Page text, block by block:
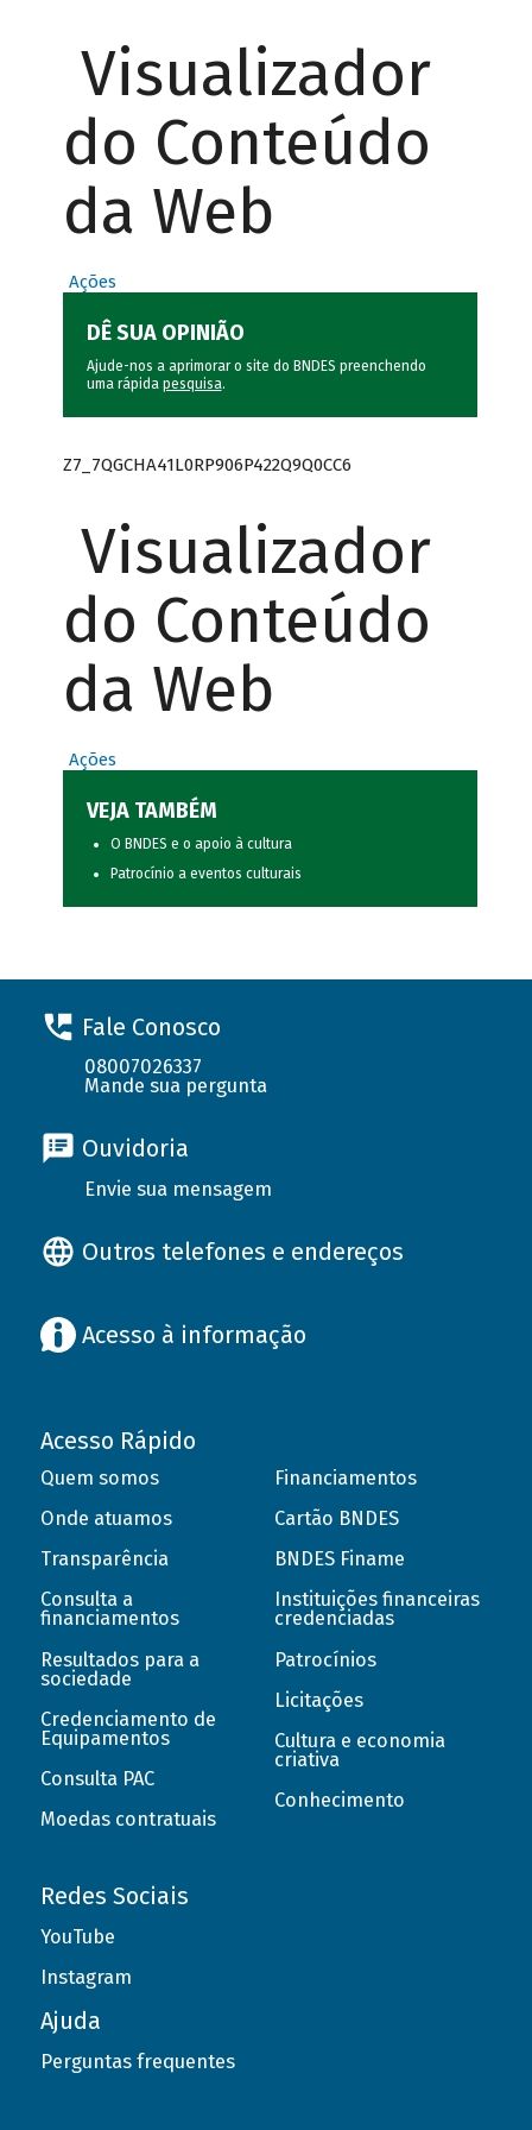
Visualizador
do Conteúdo
da Web
Ações
DÊ SUA OPINIÃO
Ajude-nos a aprimorar o site do BNDES preenchendo
uma rápida pesquisa.
Z7_7QGCHA41L0RP906P422Q9Q0CC6
Visualizador
do Conteúdo
da Web
Ações
VEJA TAMBÉM
O BNDES e o apoio à cultura
Patrocínio a eventos culturais
Fale Conosco
08007026337
Mande sua pergunta
Ouvidoria
Envie sua mensagem
Outros telefones e endereços
Acesso à informação
Acesso Rápido
Quem somos
Onde atuamos
Transparência
Consulta a
financiamentos
Resultados para a
sociedade
Credenciamento de
Equipamentos
Consulta PAC
Moedas contratuais
Financiamentos
Cartão BNDES
BNDES Finame
Instituições financeiras
credenciadas
Patrocínios
Licitações
Cultura e economia
criativa
Conhecimento
Redes Sociais
YouTube
Instagram
Ajuda
Perguntas frequentes